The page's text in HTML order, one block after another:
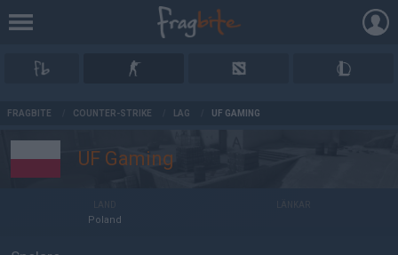
FRAGBITE COUNTER-STRIKE LAG UF GAMING
UF Gaming
Poland